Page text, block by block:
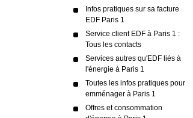
Infos pratiques sur sa facture
EDF Paris 1
Service client EDF à Paris 1 :
Tous les contacts
Services autres qu'EDF liés à
l'énergie à Paris 1
Toutes les infos pratiques pour
emménager à Paris 1
Offres et consommation